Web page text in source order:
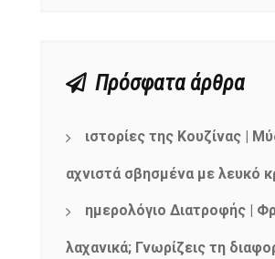
Πρόσφατα άρθρα
ιστορίες της Κουζίνας |
αχνιστά σβησμένα με λευκό
ημερολόγιο Διατροφής |
λαχανικά; Γνωρίζεις τη